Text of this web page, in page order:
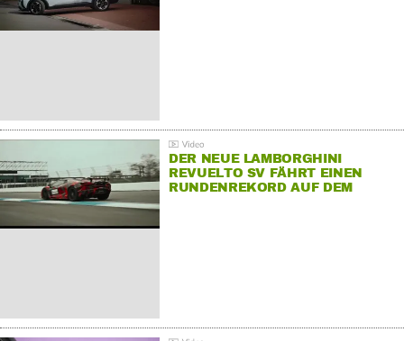
DER NEUE LAMBORGHINI
REVUELTO SV FÄHRT EINEN
RUNDENREKORD AUF DEM